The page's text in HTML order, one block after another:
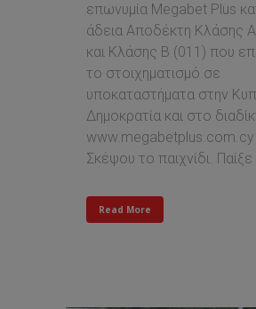
επωνυμία Megabet Plus
άδεια Αποδέκτη Κλάσης
και Κλάσης Β (011) που
τo στοιχηματισμό σε
υποκαταστήματα στην
Δημοκρατία και στο
www.megabetplus.com.cy
Σκέψου το παιχνίδι. Παίξε
Read More